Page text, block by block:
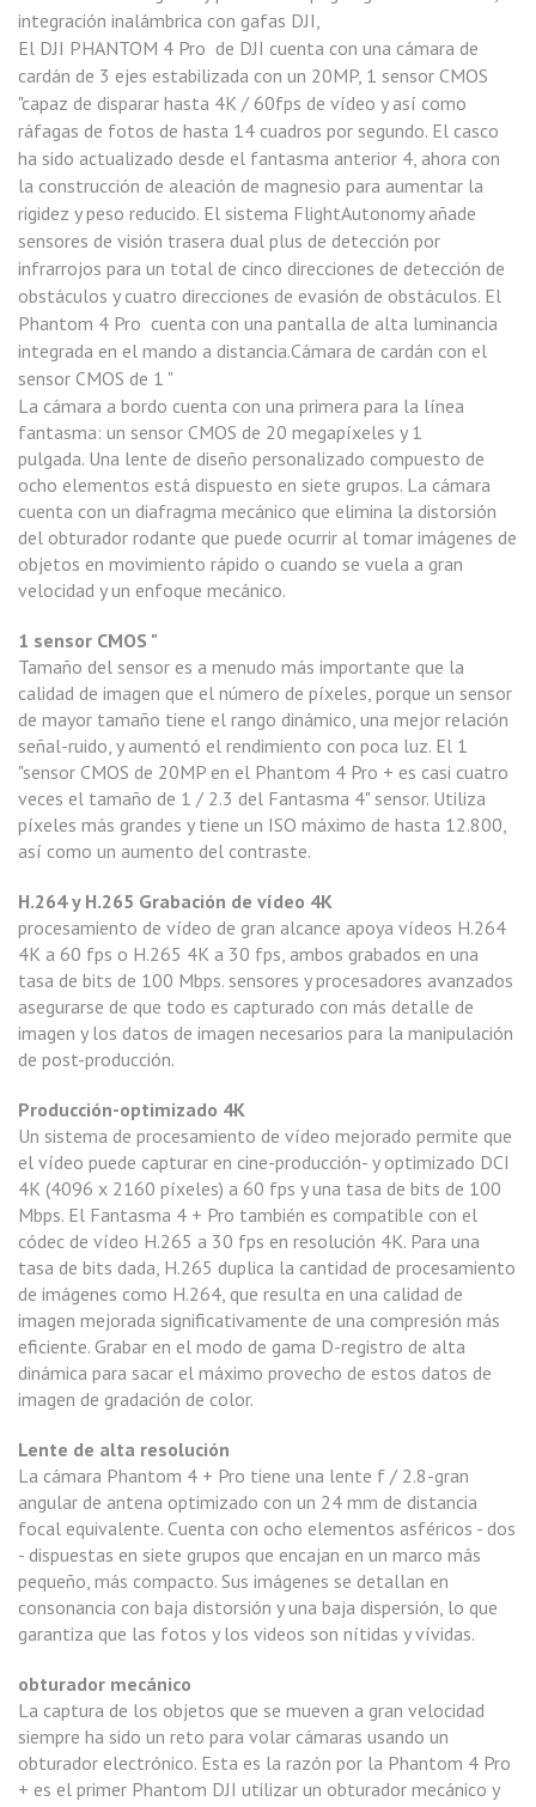
integración inalámbrica con gafas DJI,
El DJI PHANTOM 4 Pro de DJI cuenta con una cámara de
cardán de 3 ejes estabilizada con un 20MP, 1 sensor CMOS
"capaz de disparar hasta 4K / 60fps de vídeo y así como
ráfagas de fotos de hasta 14 cuadros por segundo. El casco
ha sido actualizado desde el fantasma anterior 4, ahora con
la construcción de aleación de magnesio para aumentar la
rigidez y peso reducido. El sistema FlightAutonomy añade
sensores de visión trasera dual plus de detección por
infrarrojos para un total de cinco direcciones de detección de
obstáculos y cuatro direcciones de evasión de obstáculos. El
Phantom 4 Pro cuenta con una pantalla de alta luminancia
integrada en el mando a distancia.Cámara de cardán con el
sensor CMOS de 1 "
La cámara a bordo cuenta con una primera para la línea
fantasma: un sensor CMOS de 20 megapíxeles y 1
pulgada. Una lente de diseño personalizado compuesto de
ocho elementos está dispuesto en siete grupos. La cámara
cuenta con un diafragma mecánico que elimina la distorsión
del obturador rodante que puede ocurrir al tomar imágenes de
objetos en movimiento rápido o cuando se vuela a gran
velocidad y un enfoque mecánico.
1 sensor CMOS "
Tamaño del sensor es a menudo más importante que la
calidad de imagen que el número de píxeles, porque un sensor
de mayor tamaño tiene el rango dinámico, una mejor relación
señal-ruido, y aumentó el rendimiento con poca luz. El 1
"sensor CMOS de 20MP en el Phantom 4 Pro + es casi cuatro
veces el tamaño de 1 / 2.3 del Fantasma 4" sensor. Utiliza
píxeles más grandes y tiene un ISO máximo de hasta 12.800,
así como un aumento del contraste.
H.264 y H.265 Grabación de vídeo 4K
procesamiento de vídeo de gran alcance apoya vídeos H.264
4K a 60 fps o H.265 4K a 30 fps, ambos grabados en una
tasa de bits de 100 Mbps. sensores y procesadores avanzados
asegurarse de que todo es capturado con más detalle de
imagen y los datos de imagen necesarios para la manipulación
de post-producción.
Producción-optimizado 4K
Un sistema de procesamiento de vídeo mejorado permite que
el vídeo puede capturar en cine-producción- y optimizado DCI
4K (4096 x 2160 píxeles) a 60 fps y una tasa de bits de 100
Mbps. El Fantasma 4 + Pro también es compatible con el
códec de vídeo H.265 a 30 fps en resolución 4K. Para una
tasa de bits dada, H.265 duplica la cantidad de procesamiento
de imágenes como H.264, que resulta en una calidad de
imagen mejorada significativamente de una compresión más
eficiente. Grabar en el modo de gama D-registro de alta
dinámica para sacar el máximo provecho de estos datos de
imagen de gradación de color.
Lente de alta resolución
La cámara Phantom 4 + Pro tiene una lente f / 2.8-gran
angular de antena optimizado con un 24 mm de distancia
focal equivalente. Cuenta con ocho elementos asféricos - dos
- dispuestas en siete grupos que encajan en un marco más
pequeño, más compacto. Sus imágenes se detallan en
consonancia con baja distorsión y una baja dispersión, lo que
garantiza que las fotos y los videos son nítidas y vívidas.
obturador mecánico
La captura de los objetos que se mueven a gran velocidad
siempre ha sido un reto para volar cámaras usando un
obturador electrónico. Esta es la razón por la Phantom 4 Pro
+ es el primer Phantom DJI utilizar un obturador mecánico y